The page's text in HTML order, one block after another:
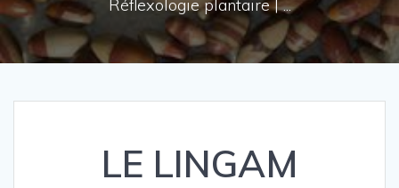
Réflexologie plantaire | ...
LE LINGAM